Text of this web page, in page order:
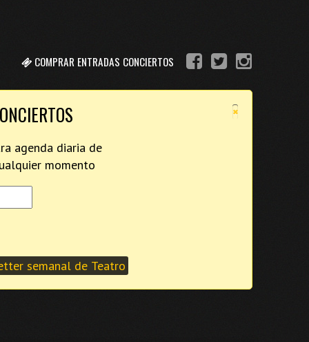
COMPRAR ENTRADAS CONCIERTOS
×
agenda diaria de
momento
semanal de Teatro